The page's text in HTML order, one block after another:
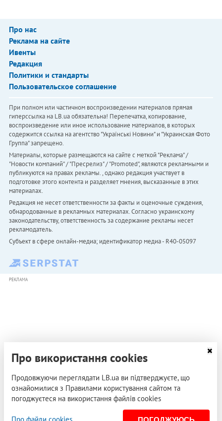
Про нас
Реклама на сайте
Ивенты
Редакция
Политики и стандарты
Пользовательское соглашение
При полном или частичном воспроизведении материалов прямая
гиперссылка на LB.ua обязательна! Перепечатка, копирование,
воспроизведение или иное использование материалов, в которых
содержится ссылка на агентство "Українськi Новини" и "Украинская Фото
Группа" запрещено.
Материалы, которые размещаются на сайте с меткой "Реклама" /
"Новости компаний" / "Пресрелиз" / "Promoted", являются рекламными и
публикуются на правах рекламы. , однако редакция участвует в
подготовке этого контента и разделяет мнения, высказанные в этих
материалах.
Редакция не несет ответственности за факты и оценочные суждения,
обнародованные в рекламных материалах. Согласно украинскому
законодательству, ответственность за содержание рекламы несет
рекламодатель.
Субъект в сфере онлайн-медиа; идентификатор медиа - R40-05097
РЕКЛАМА
Про використання cookies
Продовжуючи переглядати LB.ua ви підтверджуєте, що
ознайомилися з Правилами користування сайтом та
погоджуєтеся на використання файлів cookies